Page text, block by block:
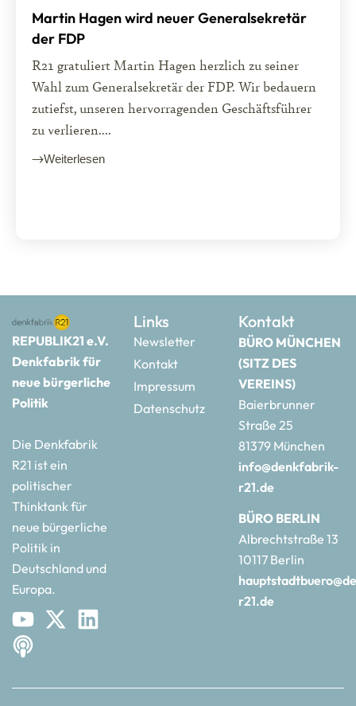
Martin Hagen wird neuer Generalsekretär
der FDP
R21 gratuliert Martin Hagen herzlich zu seiner
Wahl zum Generalsekretär der FDP. Wir bedauern
zutiefst, unseren hervorragenden Geschäftsführer
zu verlieren....
Weiterlesen
REPUBLIK21 e.V.
Denkfabrik für
neue bürgerliche
Politik
Die Denkfabrik
R21 ist ein
politischer
Thinktank für
neue bürgerliche
Politik in
Deutschland und
Europa.
Links
Newsletter
Kontakt
Impressum
Datenschutz
Kontakt
BÜRO MÜNCHEN
(SITZ DES
VEREINS)
Baierbrunner
Straße 25
81379 München
info@denkfabrik-
r21.de
BÜRO BERLIN
Albrechtstraße 13
10117 Berlin
r21.de